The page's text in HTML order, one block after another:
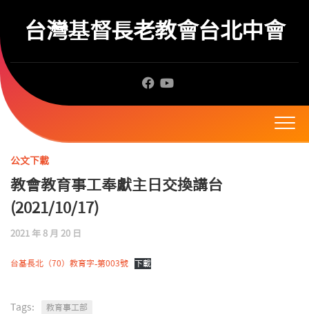
content台灣基督長老教會台北中會
公文下載
教會教育事工奉獻主日交換講台
(2021/10/17)
2021 年 8 月 20 日
台基長北（70）教育字-第003號 下載
Tags: 教育事工部